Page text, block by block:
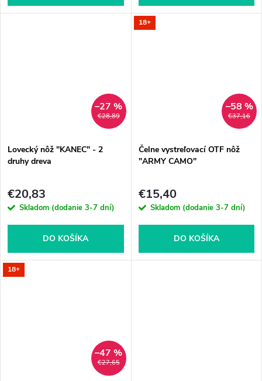
€28,89
–27 %
Lovecký nôž "KANEC" - 2
druhy dreva
€20,83
Skladom (dodanie 3-7 dní)
DO KOŠÍKA
18+
€37,16
–58 %
Čelne vystreľovací OTF nôž
"ARMY CAMO"
€15,40
Skladom (dodanie 3-7 dní)
DO KOŠÍKA
18+
€27,65
–47 %